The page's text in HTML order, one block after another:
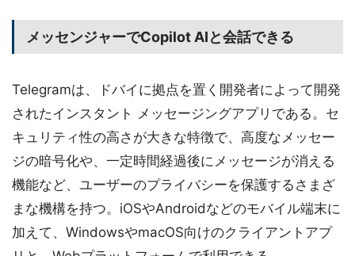
メッセンジャーでCopilot AIと会話できる
Telegramは、ドバイに拠点を置く開発者によって開発
されたインスタント メッセージングアプリである。セ
キュリティ性の高さが大きな特徴で、高度なメッセー
ジの暗号化や、一定時間経過後にメッセージが消える
機能など、ユーザーのプライバシーを保護するさまざ
まな機構を持つ。iOSやAndroidなどのモバイル端末に
加えて、WindowsやmacOS向けのクライアントアプ